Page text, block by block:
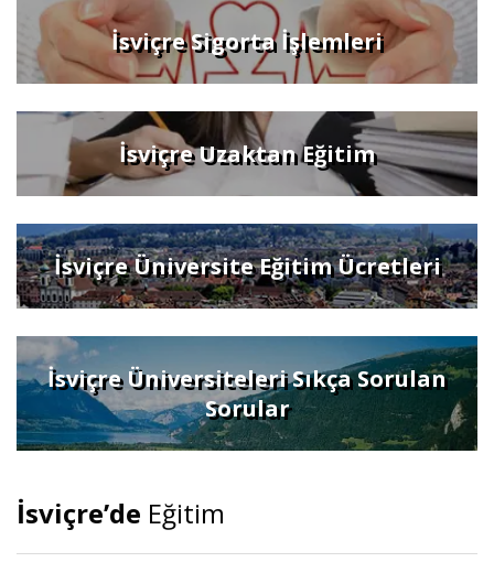
İsviçre Sigorta İşlemleri
İsviçre Uzaktan Eğitim
İsviçre Üniversite Eğitim Ücretleri
İsviçre Üniversiteleri Sıkça Sorulan
Sorular
İsviçre’de Eğitim